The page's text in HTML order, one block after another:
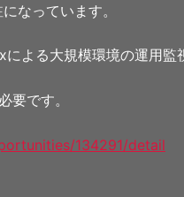
なっています。
よる大規模環境の運用監
要です。
134291/detail